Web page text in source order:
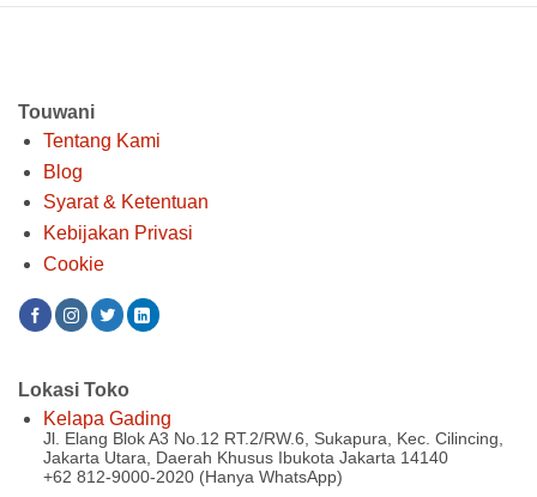
Rp 240.000.
Rp
Touwani
Tentang Kami
Blog
Syarat & Ketentuan
Kebijakan Privasi
Cookie
Lokasi Toko
Kelapa Gading
Jl. Elang Blok A3 No.12 RT.2/RW.6, Sukapura, Kec. Cilincing,
Jakarta Utara, Daerah Khusus Ibukota Jakarta 14140
+62 812-9000-2020 (Hanya WhatsApp)